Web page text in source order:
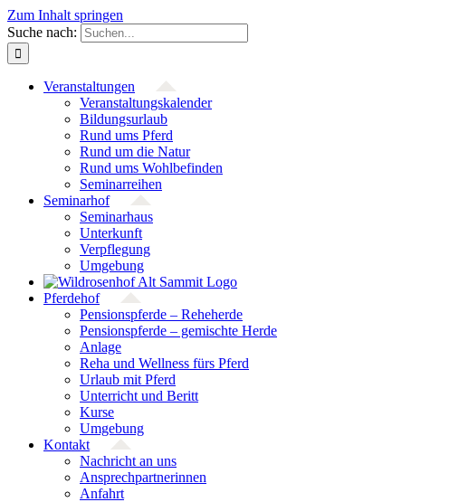
Zum Inhalt springen
Suche nach:
Veranstaltungen
Veranstaltungs­kalender
Bildungsurlaub
Rund ums Pferd
Rund um die Natur
Rund ums Wohlbefinden
Seminarreihen
Seminarhof
Seminarhaus
Unterkunft
Verpflegung
Umgebung
Pferdehof
Pensionspferde – Reheherde
Pensionspferde – gemischte Herde
Anlage
Reha und Wellness fürs Pferd
Urlaub mit Pferd
Unterricht und Beritt
Kurse
Umgebung
Kontakt
Nachricht an uns
Ansprech­partnerinnen
Anfahrt